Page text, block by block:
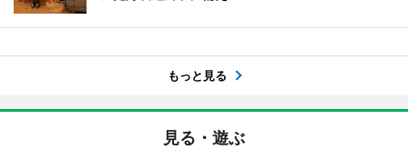
もっと見る
見る・遊ぶ